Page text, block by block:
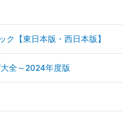
【東日本版・西日本版】
全～2024年度版